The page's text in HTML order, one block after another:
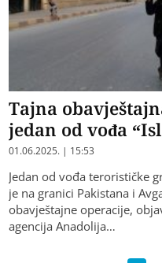
Tajna
jedan od vođa
01.06.2025. | 15:53
Jedan od vođa terorističke
je na granici Pakistana i
obavještajne operacije,
agencija Anadolija…